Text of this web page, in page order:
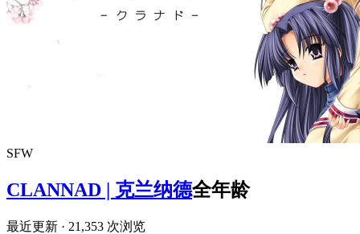
SFW
CLANNAD | 克兰纳德全年龄
最近更新 · 21,353 次浏览